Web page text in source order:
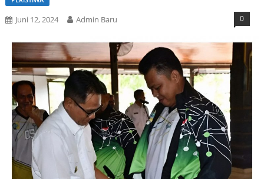
Juni 12, 2024 Admin Baru 0